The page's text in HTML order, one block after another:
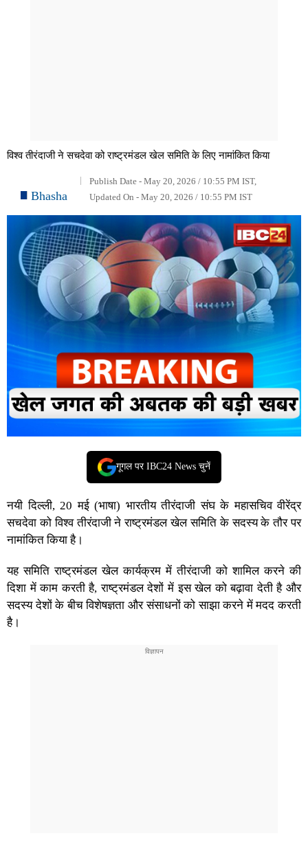
विश्व तीरंदाजी ने सचदेवा को राष्ट्रमंडल खेल समिति के लिए नामांकित किया
Bhasha
Publish Date - May 20, 2026 / 10:55 PM IST,
Updated On - May 20, 2026 / 10:55 PM IST
गूगल पर IBC24 News चुनें
नयी दिल्ली, 20 मई (भाषा) भारतीय तीरंदाजी संघ के महासचिव वीरेंद्र
सचदेवा को विश्व तीरंदाजी ने राष्ट्रमंडल खेल समिति के सदस्य के तौर पर
नामांकित किया है।
यह समिति राष्ट्रमंडल खेल कार्यक्रम में तीरंदाजी को शामिल करने की
दिशा में काम करती है, राष्ट्रमंडल देशों में इस खेल को बढ़ावा देती है और
सदस्य देशों के बीच विशेषज्ञता और संसाधनों को साझा करने में मदद करती
है।